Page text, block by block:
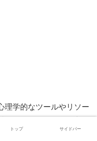
理学的なツールやリソー
トップ サイドバー